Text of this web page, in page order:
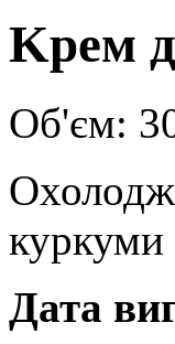
Kрем
Об'єм:
куркуми
Дата